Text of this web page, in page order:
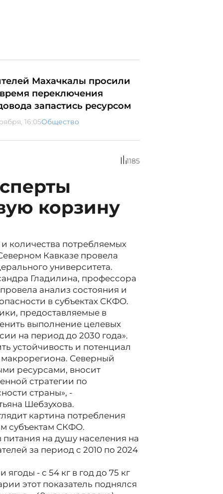
Махачкалы просили
переключения
запастись ресурсом
16:05Общество
1185
корзину
количества потребляемых
Кавказе провела
университета.
Гладилина, профессора
анализ состояния и
в субъектах СКФО.
предоставляемые в
выполнение целевых
на период до 2030 года».
устойчивость и потенциал
Северный
ресурсами, вносит
стратегии по
страны», -
Шебзухова.
картина потребления
субъектам СКФО.
на душу населения на
за период с 2010 по 2024
- с 54 кг в год до 75 кг
этот показатель поднялся